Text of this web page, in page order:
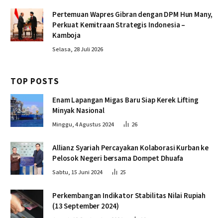
Pertemuan Wapres Gibran dengan DPM Hun Many,
Perkuat Kemitraan Strategis Indonesia –
Kamboja
Selasa, 28 Juli 2026
TOP POSTS
Enam Lapangan Migas Baru Siap Kerek Lifting
Minyak Nasional
Minggu, 4 Agustus 2024 26
Allianz Syariah Percayakan Kolaborasi Kurban ke
Pelosok Negeri bersama Dompet Dhuafa
Sabtu, 15 Juni 2024 25
Perkembangan Indikator Stabilitas Nilai Rupiah
(13 September 2024)